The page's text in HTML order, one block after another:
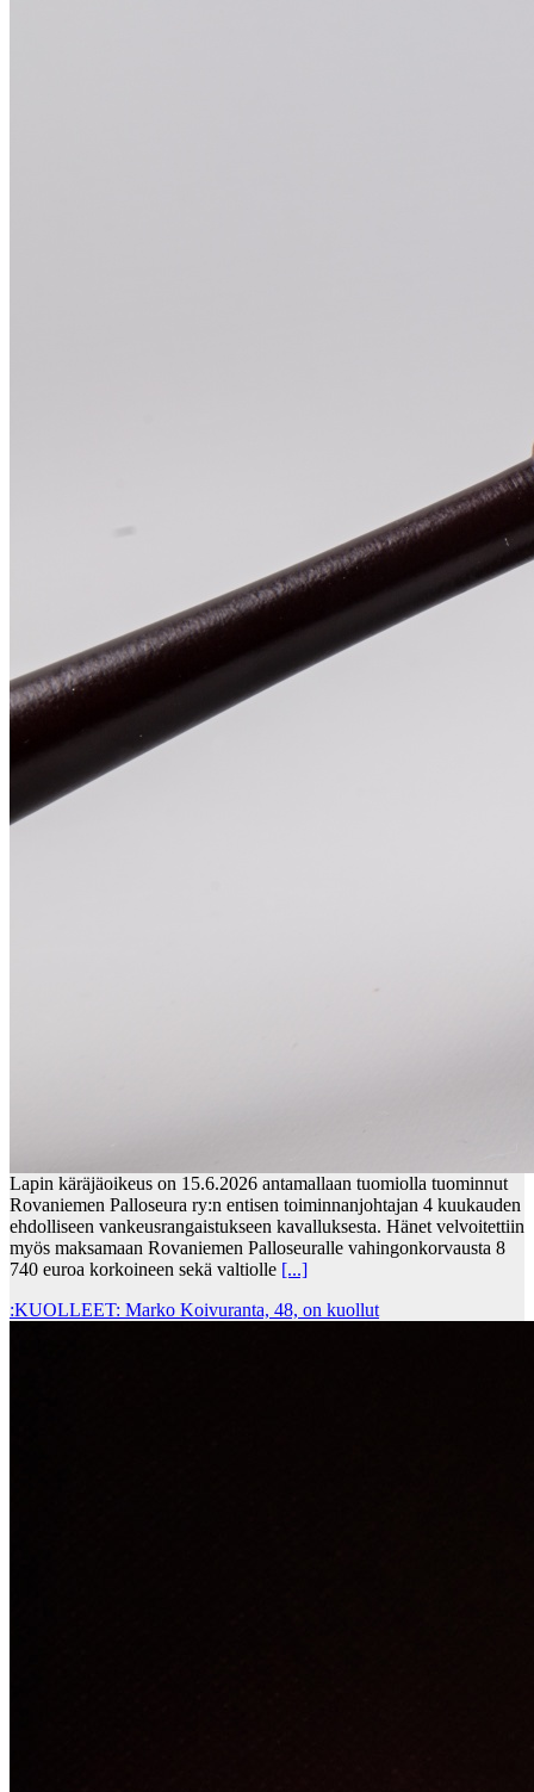
Lapin käräjäoikeus on 15.6.2026 antamallaan tuomiolla tuominnut
Rovaniemen Palloseura ry:n entisen toiminnanjohtajan 4 kuukauden
ehdolliseen vankeusrangaistukseen kavalluksesta. Hänet velvoitettiin
myös maksamaan Rovaniemen Palloseuralle vahingonkorvausta 8
740 euroa korkoineen sekä valtiolle [...]
:KUOLLEET: Marko Koivuranta, 48, on kuollut